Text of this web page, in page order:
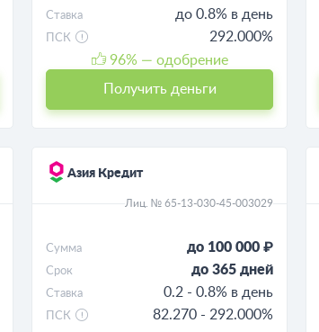
Ставка до 0.8% в день
ПСК
292.000%
96% — одобрение
Получить деньги
Азия Кредит
Лиц. № 65-13-030-45-003029
Сумма до 100 000 ₽
Срок до 365 дней
Ставка 0.2 - 0.8% в день
ПСК 82.270 - 292.000%